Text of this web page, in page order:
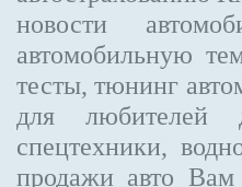
новости
автомобильную
тесты, тюнинг
для любителей
спецтехники,
продажи авто Вам